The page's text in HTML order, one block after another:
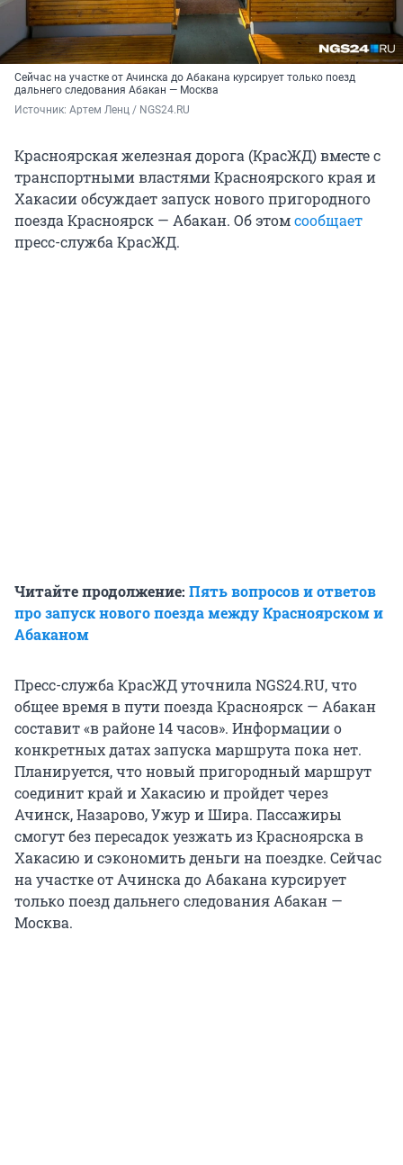
Сейчас на участке от Ачинска до Абакана курсирует только поезд
дальнего следования Абакан — Москва
Источник: Артем Ленц / NGS24.RU
Красноярская железная дорога (КрасЖД) вместе с
транспортными властями Красноярского края и
Хакасии обсуждает запуск нового пригородного
поезда Красноярск — Абакан. Об этомсообщает
пресс-служба КрасЖД.
Читайте продолжение: Пять вопросов и ответов
про запуск нового поезда между Красноярском и
Абаканом
Пресс-служба КрасЖД уточнила NGS24.RU, что
общее время в пути поезда Красноярск — Абакан
составит «в районе 14 часов». Информации о
конкретных датах запуска маршрута пока нет.
Планируется, что новый пригородный маршрут
соединит край и Хакасию и пройдет через
Ачинск, Назарово, Ужур и Шира. Пассажиры
смогут без пересадок уезжать из Красноярска в
Хакасию и сэкономить деньги на поездке. Сейчас
на участке от Ачинска до Абакана курсирует
только поезд дальнего следования Абакан —
Москва.